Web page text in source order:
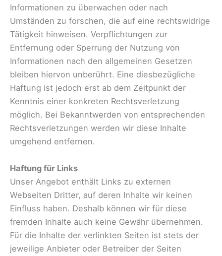
Informationen zu überwachen oder nach
Umständen zu forschen, die auf eine rechtswidrige
Tätigkeit hinweisen. Verpflichtungen zur
Entfernung oder Sperrung der Nutzung von
Informationen nach den allgemeinen Gesetzen
bleiben hiervon unberührt. Eine diesbezügliche
Haftung ist jedoch erst ab dem Zeitpunkt der
Kenntnis einer konkreten Rechtsverletzung
möglich. Bei Bekanntwerden von entsprechenden
Rechtsverletzungen werden wir diese Inhalte
umgehend entfernen.
Haftung für Links
Unser Angebot enthält Links zu externen
Webseiten Dritter, auf deren Inhalte wir keinen
Einfluss haben. Deshalb können wir für diese
fremden Inhalte auch keine Gewähr übernehmen.
Für die Inhalte der verlinkten Seiten ist stets der
jeweilige Anbieter oder Betreiber der Seiten